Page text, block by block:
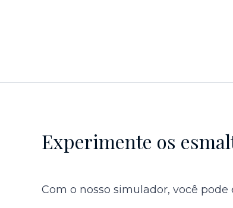
Experimente os
Com o nosso simulador, você